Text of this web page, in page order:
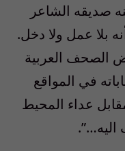
صديقه الشاعر
بلا عمل ولا دخل.
الصحف العربية
في المواقع
عداء المحيط
اليه…”.